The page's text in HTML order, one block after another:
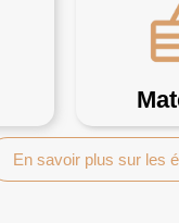
En savoir plus sur les